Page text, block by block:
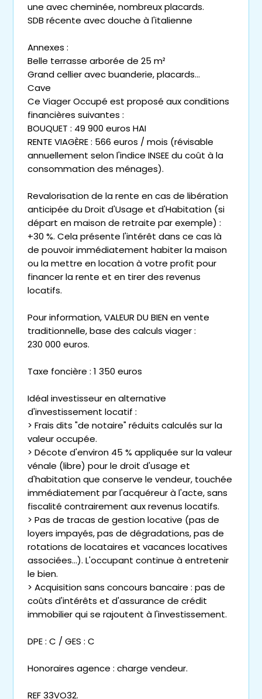
une avec cheminée, nombreux placards.
SDB récente avec douche à l'italienne
Annexes :
Belle terrasse arborée de 25 m²
Grand cellier avec buanderie, placards...
Cave
Ce Viager Occupé est proposé aux conditions
financières suivantes :
BOUQUET : 49 900 euros HAI
RENTE VIAGÈRE : 566 euros / mois (révisable
annuellement selon l'indice INSEE du coût à la
consommation des ménages).
Revalorisation de la rente en cas de libération
anticipée du Droit d'Usage et d'Habitation (si
départ en maison de retraite par exemple) :
+30 %. Cela présente l'intérêt dans ce cas là
de pouvoir immédiatement habiter la maison
ou la mettre en location à votre profit pour
financer la rente et en tirer des revenus
locatifs.
Pour information, VALEUR DU BIEN en vente
traditionnelle, base des calculs viager :
230 000 euros.
Taxe foncière : 1 350 euros
Idéal investisseur en alternative
d'investissement locatif :
> Frais dits "de notaire" réduits calculés sur la
valeur occupée.
> Décote d'environ 45 % appliquée sur la valeur
vénale (libre) pour le droit d'usage et
d'habitation que conserve le vendeur, touchée
immédiatement par l'acquéreur à l'acte, sans
fiscalité contrairement aux revenus locatifs.
> Pas de tracas de gestion locative (pas de
loyers impayés, pas de dégradations, pas de
rotations de locataires et vacances locatives
associées...). L'occupant continue à entretenir
le bien.
> Acquisition sans concours bancaire : pas de
coûts d'intérêts et d'assurance de crédit
immobilier qui se rajoutent à l'investissement.
DPE : C / GES : C
Honoraires agence : charge vendeur.
REF 33VO32.